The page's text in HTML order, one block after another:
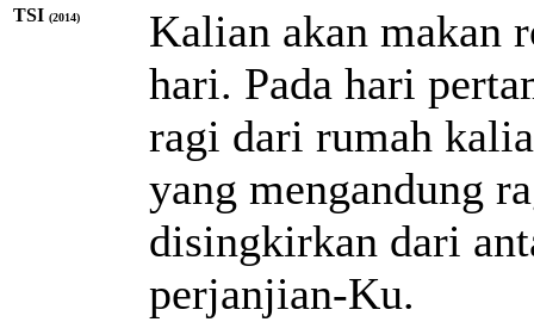
TSI (2014)
Kalian akan makan
hari. Pada hari
ragi dari rumah
yang mengandung
disingkirkan dari
perjanjian-Ku.